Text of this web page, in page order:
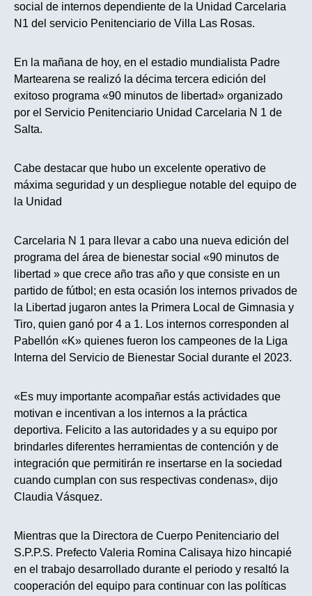
social de internos dependiente de la Unidad Carcelaria
N1 del servicio Penitenciario de Villa Las Rosas.
En la mañana de hoy, en el estadio mundialista Padre
Martearena se realizó la décima tercera edición del
exitoso programa «90 minutos de libertad» organizado
por el Servicio Penitenciario Unidad Carcelaria N 1 de
Salta.
Cabe destacar que hubo un excelente operativo de
máxima seguridad y un despliegue notable del equipo de
la Unidad
Carcelaria N 1 para llevar a cabo una nueva edición del
programa del área de bienestar social «90 minutos de
libertad » que crece año tras año y que consiste en un
partido de fútbol; en esta ocasión los internos privados de
la Libertad jugaron antes la Primera Local de Gimnasia y
Tiro, quien ganó por 4 a 1. Los internos corresponden al
Pabellón «K» quienes fueron los campeones de la Liga
Interna del Servicio de Bienestar Social durante el 2023.
«Es muy importante acompañar estás actividades que
motivan e incentivan a los internos a la práctica
deportiva. Felicito a las autoridades y a su equipo por
brindarles diferentes herramientas de contención y de
integración que permitirán re insertarse en la sociedad
cuando cumplan con sus respectivas condenas», dijo
Claudia Vásquez.
Mientras que la Directora de Cuerpo Penitenciario del
S.P.P.S. Prefecto Valeria Romina Calisaya hizo hincapié
en el trabajo desarrollado durante el periodo y resaltó la
cooperación del equipo para continuar con las políticas